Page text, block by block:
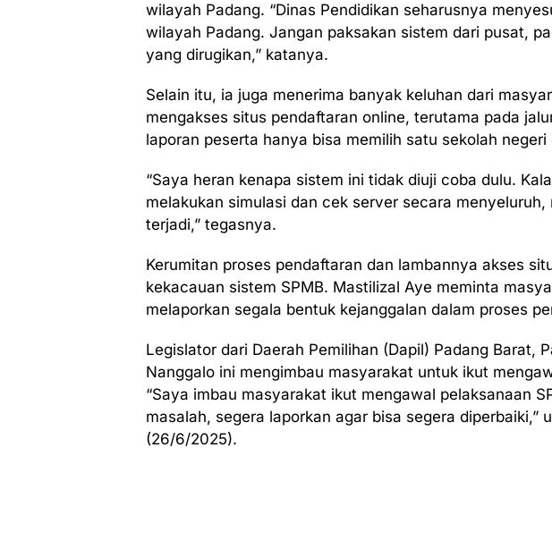
wilayah Padang. “Dinas Pendidikan seharusnya
wilayah Padang. Jangan paksakan sistem dari pusat,
yang dirugikan,” katanya.
Selain itu, ia juga menerima banyak keluhan dari
mengakses situs pendaftaran online, terutama pada
laporan peserta hanya bisa memilih satu sekolah
“Saya heran kenapa sistem ini tidak diuji coba dulu.
melakukan simulasi dan cek server secara menyeluruh,
terjadi,” tegasnya.
Kerumitan proses pendaftaran dan lambannya akses
kekacauan sistem SPMB. Mastilizal Aye meminta
melaporkan segala bentuk kejanggalan dalam proses
Legislator dari Daerah Pemilihan (Dapil) Padang Barat,
Nanggalo ini mengimbau masyarakat untuk ikut
“Saya imbau masyarakat ikut mengawal pelaksanaan
masalah, segera laporkan agar bisa segera diperbaiki,”
(26/6/2025).